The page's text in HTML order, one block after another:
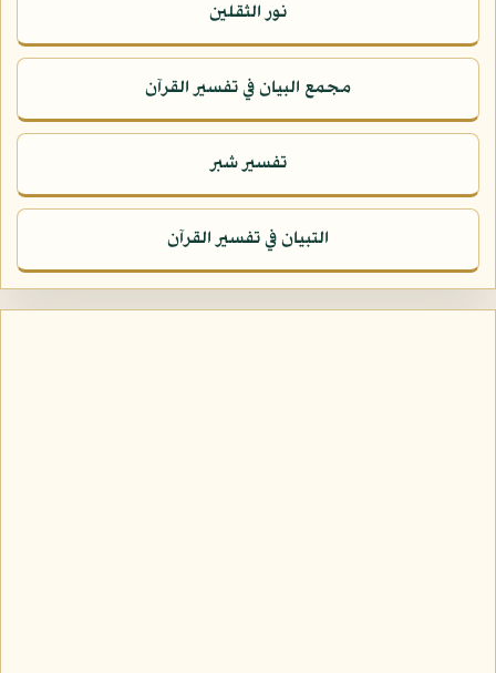
نور الثقلين
مجمع البيان في تفسير القرآن
تفسير شبر
التبيان في تفسير القرآن